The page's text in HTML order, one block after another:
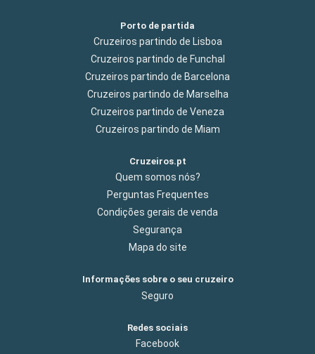
Porto de partida
Cruzeiros partindo de Lisboa
Cruzeiros partindo de Funchal
Cruzeiros partindo de Barcelona
Cruzeiros partindo de Marselha
Cruzeiros partindo de Veneza
Cruzeiros partindo de Miam
Cruzeiros.pt
Quem somos nós?
Perguntas Frequentes
Condições gerais de venda
Segurança
Mapa do site
Informações sobre o seu cruzeiro
Seguro
Redes sociais
Facebook